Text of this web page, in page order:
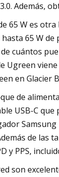
Además,
65 W es
65 W
cuántos
Ugreen
en Glacier
de
USB-C
de las
y PPS,
son